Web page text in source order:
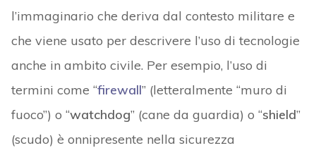
l’immaginario che deriva dal contesto militare e
che viene usato per descrivere l’uso di tecnologie
anche in ambito civile. Per esempio, l’uso di
termini come “firewall” (letteralmente “muro di
fuoco”) o “watchdog” (cane da guardia) o “shield”
(scudo) è onnipresente nella sicurezza